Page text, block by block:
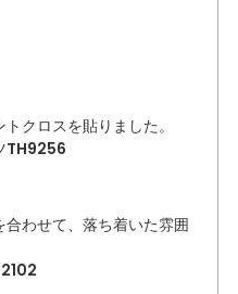
クロスを貼りました。
TH9256
わせて、落ち着いた雰囲